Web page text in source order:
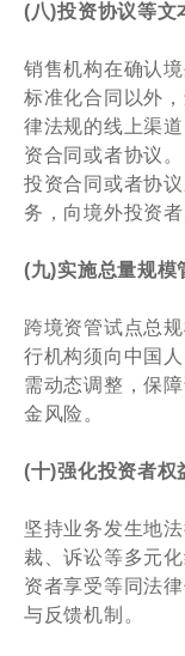
(八)投资协议等文
销售机构在确认
标准化合同以外
律法规的线上渠
资合同或者协议。
投资合同或者协
务，向境外投资
(九)实施总量规模
跨境资管试点总
行机构须向中国
需动态调整，保
金风险。
(十)强化投资者权
坚持业务发生地
裁、诉讼等多元
资者享受等同法
与反馈机制。